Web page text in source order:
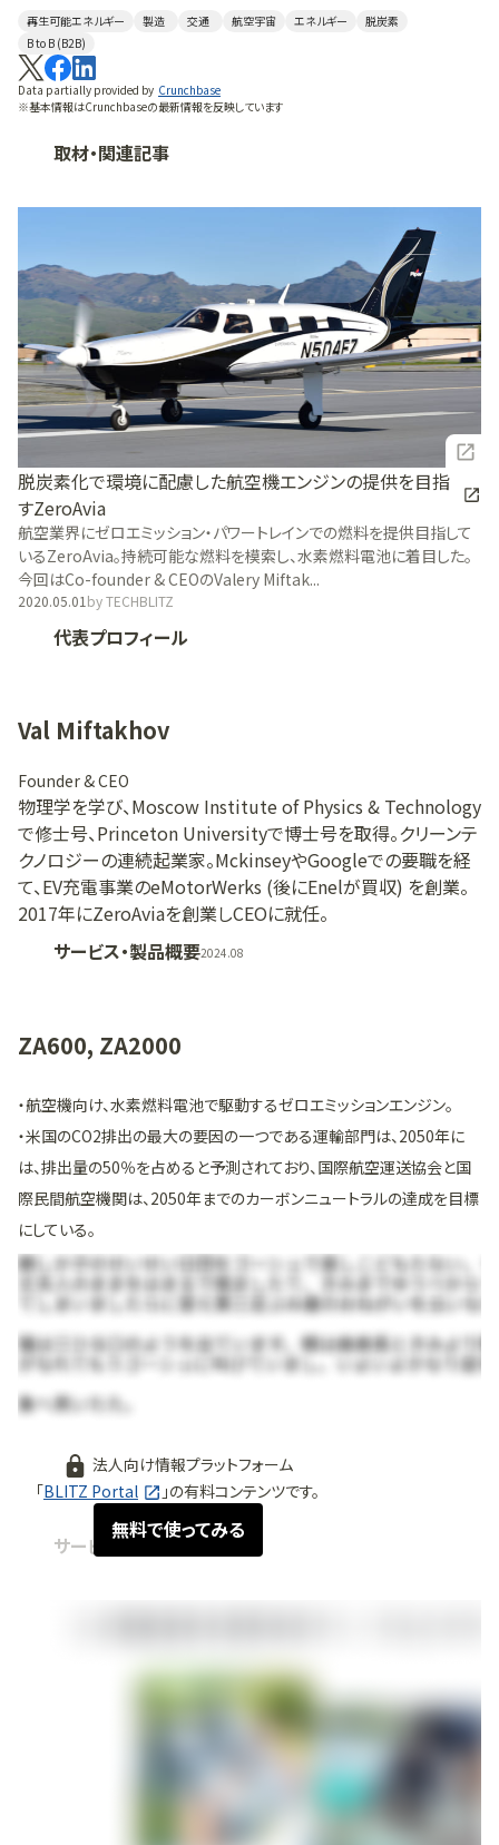
再生可能エネルギー 製造 交通 航空宇宙 エネルギー
脱炭素
B to B (B2B)
Data partially provided by Crunchbase
※基本情報はCrunchbaseの最新情報を反映しています
サービス・製品概要2024.08
ZA600, ZA2000
・航空機向け、水素燃料電池で駆動するゼロエミッションエンジン。
・米国のCO2排出の最大の要因の一つである運輸部門は、2050年に
は、排出量の50％を占めると予測されており、国際航空運送協会と国
際民間航空機関は、2050年までのカーボンニュートラルの達成を目標
にしている。
法人向け情報プラットフォーム
「BLITZ Portal 」の有料コンテンツです。
無料で使ってみる
サービス紹介
代表プロフィール
Val Miftakhov
Founder & CEO
物理学を学び、Moscow Institute of Physics & Technology
で修士号、Princeton Universityで博士号を取得。クリーンテ
クノロジーの連続起業家。MckinseyやGoogleでの要職を経
て、EV充電事業のeMotorWerks (後にEnelが買収) を創業。
2017年にZeroAviaを創業しCEOに就任。
取材・関連記事
脱炭素化で環境に配慮した航空機エンジンの提供を目指
すZeroAvia
航空業界にゼロエミッション・パワートレインでの燃料を提供目指して
いるZeroAvia。持続可能な燃料を模索し、水素燃料電池に着目した。
今回はCo-founder & CEOのValery Miftak...
2020.05.01byTECHBLITZ